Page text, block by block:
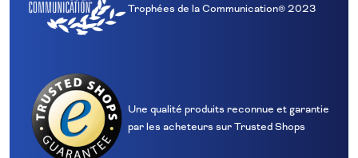
Trophées de la Communication® 2023
Une qualité produits reconnue et garantie
par les acheteurs sur Trusted Shops